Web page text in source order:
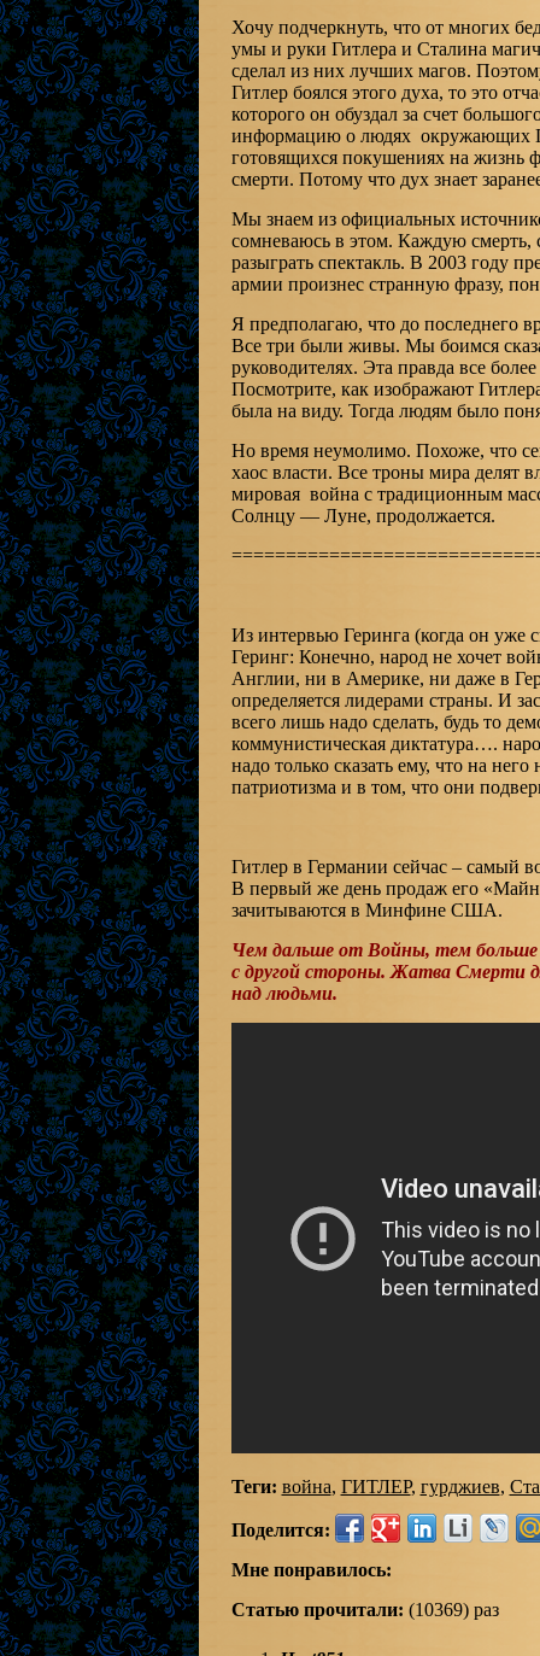
Хочу подчеркнуть, что от многих
умы и руки Гитлера и Сталина
сделал из них лучших магов.
Гитлер боялся этого духа, то это
которого он обуздал за счет
информацию о людях окружающих
готовящихся покушениях на жизнь
смерти. Потому что дух знает
Мы знаем из официальных
сомневаюсь в этом. Каждую смерть,
разыграть спектакль. В 2003 году
армии произнес странную фразу,
Я предполагаю, что до последнего
Все три были живы. Мы боимся
руководителях. Эта правда все
Посмотрите, как изображают
была на виду. Тогда людям было
Но время неумолимо. Похоже, что
хаос власти. Все троны мира делят
мировая война с традиционным
Солнцу — Луне, продолжается.
Из интервью Геринга (когда он уже
Геринг: Конечно, народ не хочет
Англии, ни в Америке, ни даже в
определяется лидерами страны. И
всего лишь надо сделать, будь то
коммунистическая диктатура….
надо только сказать ему, что на
патриотизма и в том, что они
Гитлер в Германии сейчас – самый
В первый же день продаж его
зачитываются в Минфине США.
Чем дальше от Войны, тем больше
с другой стороны. Жатва Смерти
над людьми.
Теги: война, ГИТЛЕР, гурджиев,
Поделится:
Мне понравилось:
Статью прочитали: (10369) раз